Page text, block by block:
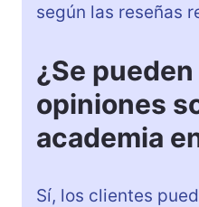
según las reseñas
¿Se
opiniones
academia
Sí, los clientes